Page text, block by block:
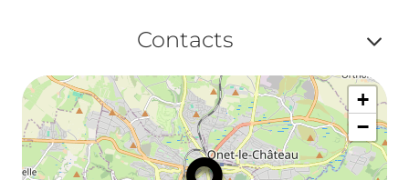
ou
Contacts
ou
+
−